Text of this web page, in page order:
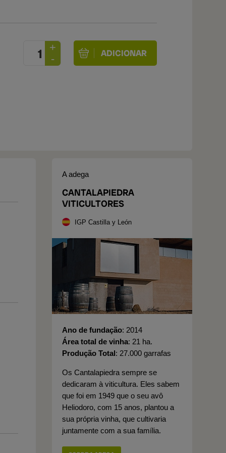
A adega
CANTALAPIEDRA
VITICULTORES
IGP Castilla y León
Ano de fundação 2014
Área total de vinha 21 ha.
Produção Total 27.000 garrafas
Os Cantalapiedra sempre se
dedicaram à viticultura. Eles sabem
que foi em 1949 que o seu avô
Heliodoro, com 15 anos, plantou a
sua própria vinha, que cultivaria
juntamente com a sua família.